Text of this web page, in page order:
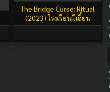
The Bridge Curse: Ritual
(2023) โรงเรียนผีเฮี้ยน